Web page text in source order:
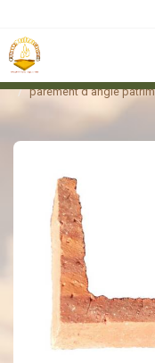
parement
parement d'angle